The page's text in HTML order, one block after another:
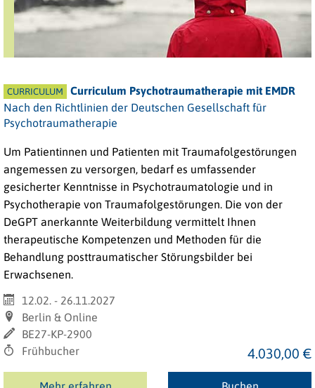
CURRICULUM
Curriculum Psychotraumatherapie mit EMDR
Nach den Richtlinien der Deutschen Gesellschaft für
Psychotraumatherapie
Um Patientinnen und Patienten mit Traumafolgestörungen
angemessen zu versorgen, bedarf es umfassender
gesicherter Kenntnisse in Psychotraumatologie und in
Psychotherapie von Traumafolgestörungen. Die von der
DeGPT anerkannte Weiterbildung vermittelt Ihnen
therapeutische Kompetenzen und Methoden für die
Behandlung posttraumatischer Störungsbilder bei
Erwachsenen.
12.02. - 26.11.2027
Berlin & Online
BE27-KP-2900
Frühbucher
4.030,00 €